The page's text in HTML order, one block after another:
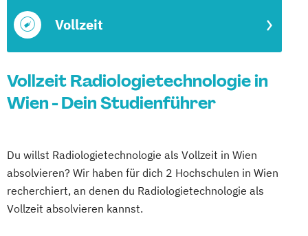
Vollzeit
Vollzeit Radiologietechnologie in
Wien - Dein Studienführer
Du willst Radiologietechnologie als Vollzeit in Wien
absolvieren? Wir haben für dich 2 Hochschulen in Wien
recherchiert, an denen du Radiologietechnologie als
Vollzeit absolvieren kannst.